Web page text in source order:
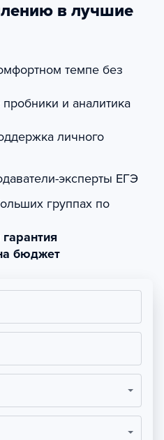
в лучшие
темпе без
и аналитика
личного
эксперты ЕГЭ
группах по
бюджет